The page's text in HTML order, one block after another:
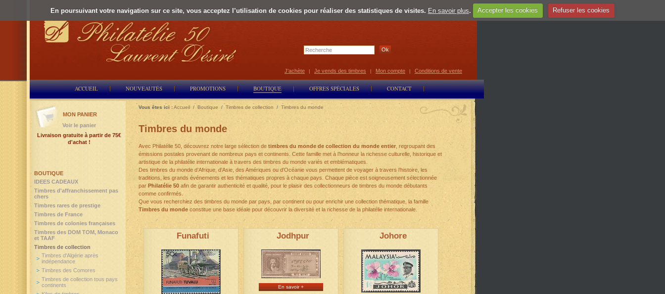
En poursuivant votre navigation sur ce site, vous acceptez l’utilisation de cookies pour réaliser des statistiques de visites. En savoir plus. Accepter les cookies Refuser les cookies
Select Language ▼
ACCUEIL NOUVEAUTÉS PROMOTIONS BOUTIQUE OFFRES SPÉCIALES CONTACT
J'achète | Je vends des timbres | Mon compte | Conditions de vente
Vous êtes ici :Accueil / Boutique /Timbres de collection / Timbres du monde
Timbres du monde
Avec Philatélie 50, découvrez notre large sélection de timbres du monde de collection du monde entier, regroupant des
émissions postales provenant de nombreux pays et continents. Cette famille met à l’honneur la richesse culturelle, historique et
artistique de la philatélie internationale à travers des timbres du monde variés et emblématiques.
Des timbres du monde d’Afrique, d’Asie, des Amériques ou d’Océanie vous permettent de voyager à travers l’histoire, les
traditions, les grands événements et les thématiques propres à chaque pays. Chaque pièce est soigneusement sélectionnée
par Philatélie 50 afin de garantir authenticité et qualité, pour le plaisir des collectionneurs de timbres du monde débutants
comme confirmés.
Que vous recherchiez des timbres du monde par pays, par continent ou pour enrichir une collection thématique, la famille
Timbres du monde constitue une base idéale pour découvrir la diversité et la richesse de la philatélie internationale.
Funafuti Jodhpur
En savoir +
Johore
BOUTIQUE
IDEES CADEAUX
Timbres d'affranchissement pas
chers
Timbres rares de prestige
Timbres de France
Timbres de colonies françaises
Timbres des DOM TOM, Monaco
et TAAF
Timbres de collection
Timbres d'Algérie après
indépendance
Timbres des Comores
Timbres de collection tous pays
continents
MON PANIER
Voir le panier
Livraison gratuite à partir de 75€
d'achat !